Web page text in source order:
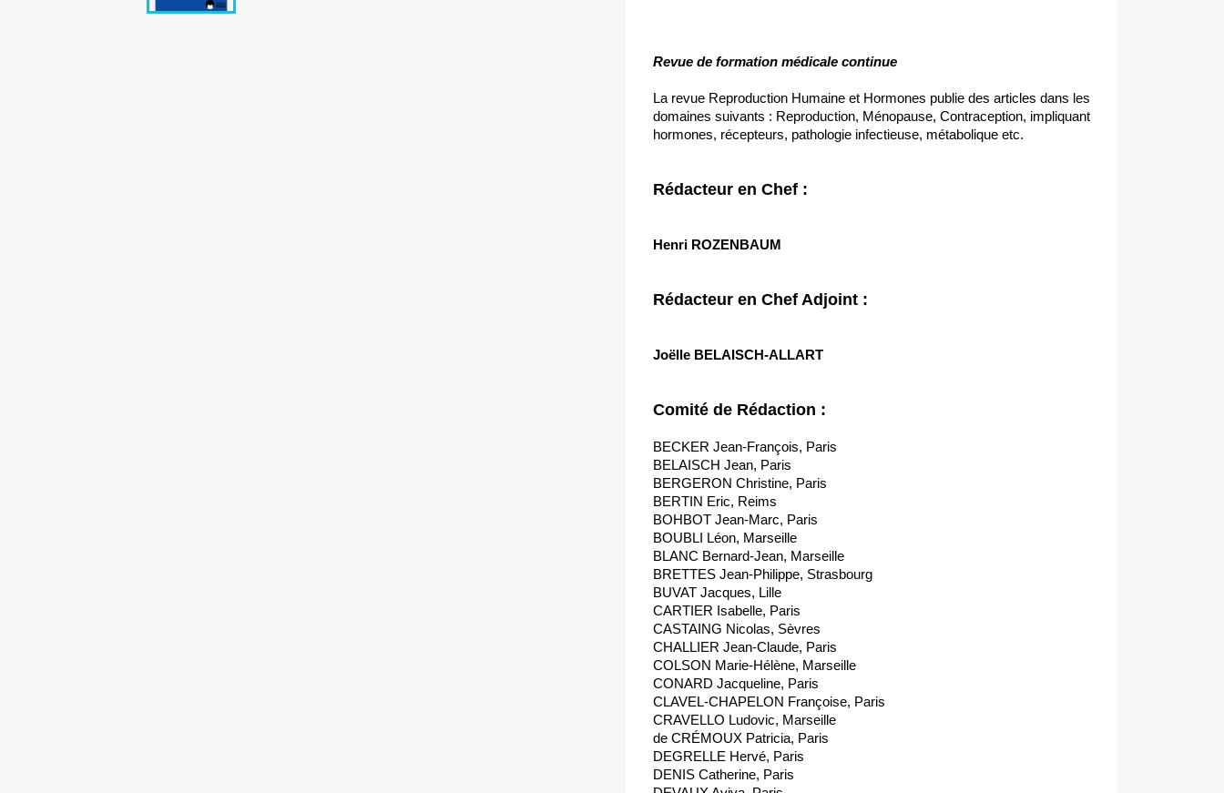
Revue de formation médicale continue
La revue Reproduction Humaine et Hormones publie des articles dans les
domaines suivants : Reproduction, Ménopause, Contraception, impliquant
hormones, récepteurs, pathologie infectieuse, métabolique etc.
Rédacteur en Chef :
Henri ROZENBAUM
Rédacteur en Chef Adjoint :
Joëlle BELAISCH-ALLART
Comité de Rédaction :
BECKER Jean-François, Paris
BELAISCH Jean, Paris
BERGERON Christine, Paris
BERTIN Eric, Reims
BOHBOT Jean-Marc, Paris
BOUBLI Léon, Marseille
BLANC Bernard-Jean, Marseille
BRETTES Jean-Philippe, Strasbourg
BUVAT Jacques, Lille
CARTIER Isabelle, Paris
CASTAING Nicolas, Sèvres
CHALLIER Jean-Claude, Paris
COLSON Marie-Hélène, Marseille
CONARD Jacqueline, Paris
CLAVEL-CHAPELON Françoise, Paris
CRAVELLO Ludovic, Marseille
de CRÉMOUX Patricia, Paris
DEGRELLE Hervé, Paris
DENIS Catherine, Paris